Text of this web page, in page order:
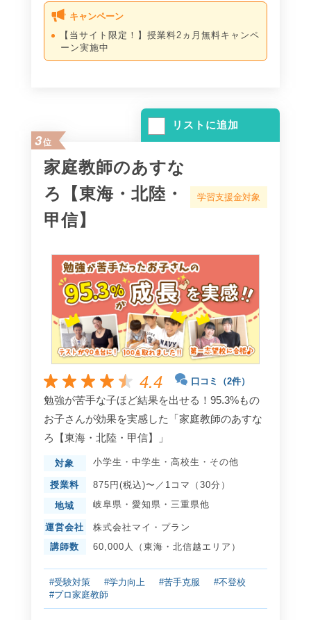
キャンペーン
【当サイト限定！】授業料2ヵ月無料キャンペ
ーン実施中
リストに追加
3位
家庭教師のあすな
ろ【東海・北陸・
甲信】
学習支援金対象
4.4 口コミ（2件）
勉強が苦手な子ほど結果を出せる！95.3%もの
お子さんが効果を実感した「家庭教師のあすな
ろ【東海・北陸・甲信】」
対象 小学生 ・ 中学生 ・ 高校生 ・ その他
授業料 875円(税込)〜／1コマ（30分）
地域 岐阜県 ・ 愛知県 ・ 三重県他
運営会社
株式会社マイ・プラン
講師数
60,000人（東海・北信越エリア）
#受験対策 #学力向上 #苦手克服
#不登校
#プロ家庭教師